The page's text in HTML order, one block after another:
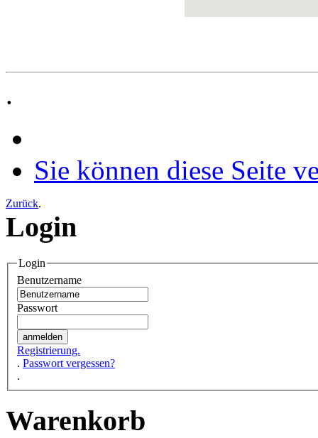
.
Sie können diese Seite
Zurück.
Login
Login
Benutzername
Passwort
Registrierung.
. Passwort vergessen?
.
Warenkorb